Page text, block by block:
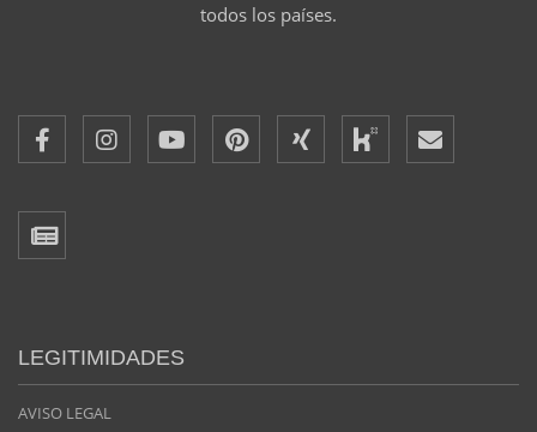
todos los países.
LEGITIMIDADES
AVISO LEGAL